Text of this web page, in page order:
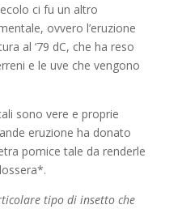
ci fu un altro
ovvero l’eruzione
al ‘79 dC, che ha reso
e le uve che vengono
sono vere e proprie
eruzione ha donato
pomice tale da renderle
tipo di insetto che